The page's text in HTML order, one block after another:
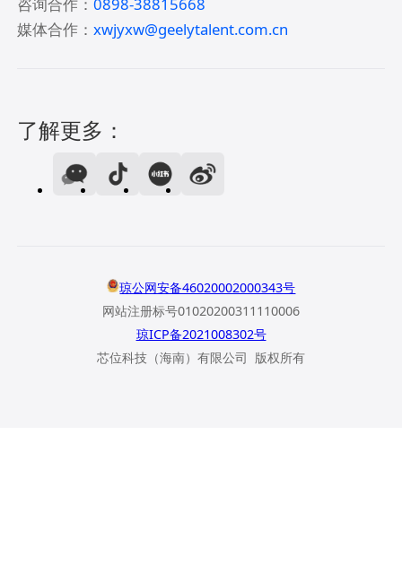
媒体合作：xwjyxw@geelytalent.com.cn
了解更多：
琼公网安备46020002000343号
网站注册标号01020200311110006
琼ICP备2021008302号
芯位科技（海南）有限公司 版权所有